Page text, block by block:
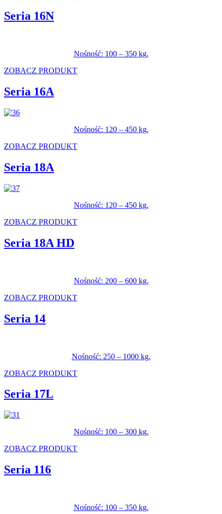
Seria 16N
Nośność: 100 – 350 kg.
ZOBACZ PRODUKT
Seria 16A
Nośność: 120 – 450 kg.
ZOBACZ PRODUKT
Seria 18A
Nośność: 120 – 450 kg.
ZOBACZ PRODUKT
Seria 18A HD
Nośność: 200 – 600 kg.
ZOBACZ PRODUKT
Seria 14
Nośność: 250 – 1000 kg.
ZOBACZ PRODUKT
Seria 17L
Nośność: 100 – 300 kg.
ZOBACZ PRODUKT
Seria 116
Nośność: 100 – 350 kg.